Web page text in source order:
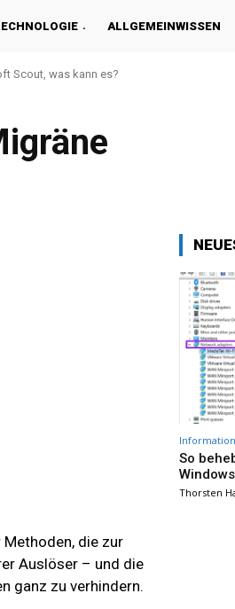
ALLGEMEINWISSEN
Scout, was kann es?
die zur
Auslöser – und die
ganz zu verhindern.
So
Thorsten